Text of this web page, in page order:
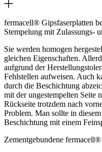
fermacell® Gipsfaserplatten
Stempelung mit Zulassungs-
Sie werden homogen
gleichen Eigenschaften.
aufgrund der
Fehlstellen aufweisen. Auch
durch die Beschichtung
mit der ungestempelten Seite
Rückseite trotzdem nach
Problem. Man sollte in
Beschichtung mit einem
Zementgebundene